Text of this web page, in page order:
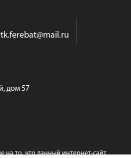
tk.ferebat@mail.ru
дом 57
то, что данный интернет-сайт